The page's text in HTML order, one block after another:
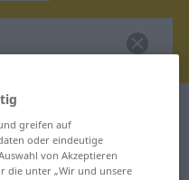
greifen auf
oder eindeutige
von Akzeptieren
die unter „Wir und unsere